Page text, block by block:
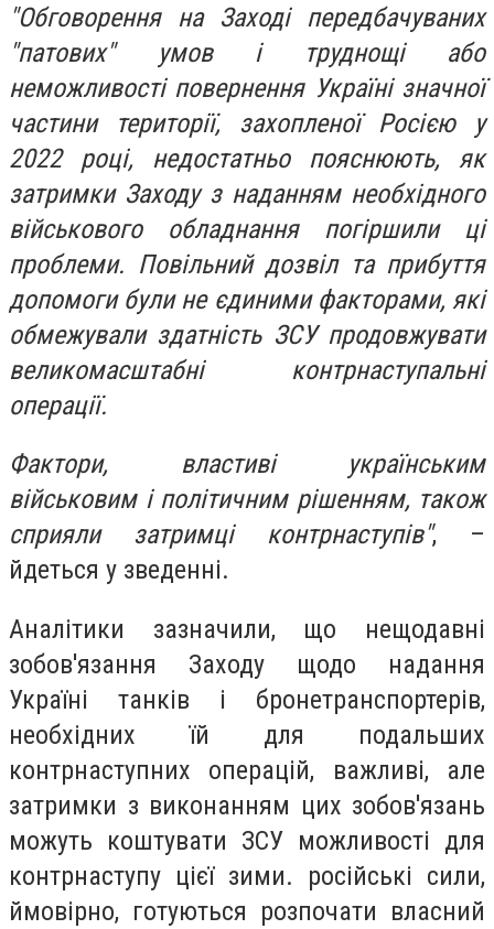
"Обговорення на Заході передбачуваних
"патових" умов і труднощі або
неможливості повернення Україні значної
частини території, захопленої Росією у
2022 році, недостатньо пояснюють, як
затримки Заходу з наданням необхідного
військового обладнання погіршили ці
проблеми. Повільний дозвіл та прибуття
допомоги були не єдиними факторами, які
обмежували здатність ЗСУ продовжувати
великомасштабні контрнаступальні
операції.
Фактори, властиві українським
військовим і політичним рішенням, також
сприяли затримці контрнаступів", –
йдеться у зведенні.
Аналітики зазначили, що нещодавні
зобов'язання Заходу щодо надання
Україні танків і бронетранспортерів,
необхідних їй для подальших
контрнаступних операцій, важливі, але
затримки з виконанням цих зобов'язань
можуть коштувати ЗСУ можливості для
контрнаступу цієї зими. російські сили,
ймовірно, готуються розпочати власний